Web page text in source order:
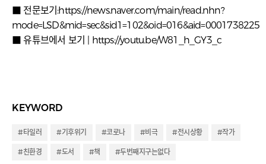
■ 전문보기:https://news.naver.com/main/read.nhn?
mode=LSD&mid=sec&sid1=102&oid=016&aid=0001738225
■ 유튜브에서 보기 | https://youtu.be/W81_h_GY3_c
KEYWORD
#타일러 #기후위기 #코로나 #비극 #전시상황 #작가
#친환경 #도서 #책 #두번째지구는없다